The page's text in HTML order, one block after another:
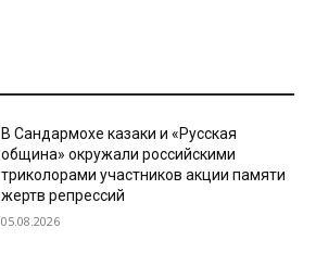
В Сандармохе казаки и «Русская
община» окружали российскими
триколорами участников акции памяти
жертв репрессий
05.08.2026